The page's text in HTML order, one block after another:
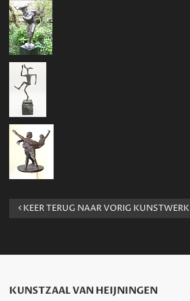
KEER TERUG NAAR VORIG KUNSTWERK
KUNSTZAAL VAN HEIJNINGEN